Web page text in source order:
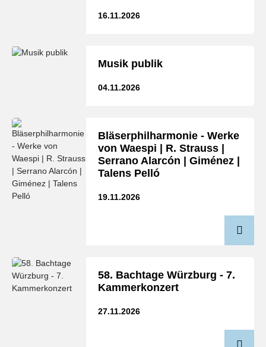
16.11.2026
Musik publik
04.11.2026
Bläserphilharmonie - Werke
von Waespi | R. Strauss |
Serrano Alarcón | Giménez |
Talens Pelló
19.11.2026
58. Bachtage Würzburg - 7.
Kammerkonzert
27.11.2026